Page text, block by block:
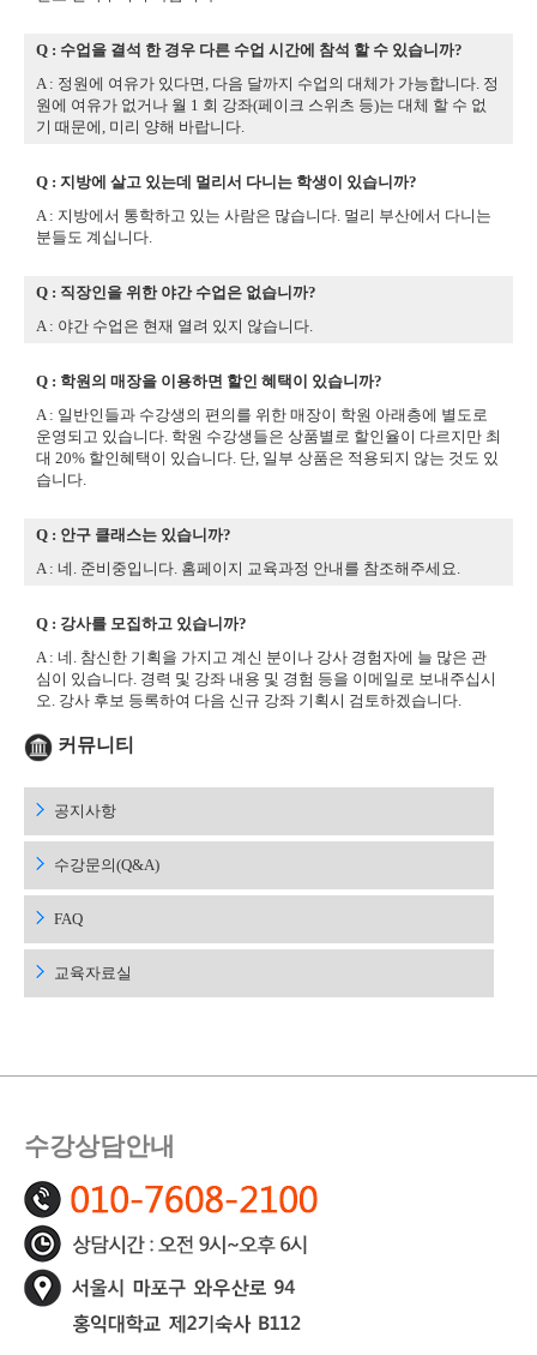
Q : 수업을 결석 한 경우 다른 수업 시간에 참석 할 수 있습니까?
A : 정원에 여유가 있다면, 다음 달까지 수업의 대체가 가능합니다. 정
원에 여유가 없거나 월 1 회 강좌(페이크 스위츠 등)는 대체 할 수 없
기 때문에, 미리 양해 바랍니다.
Q : 지방에 살고 있는데 멀리서 다니는 학생이 있습니까?
A : 지방에서 통학하고 있는 사람은 많습니다. 멀리 부산에서 다니는
분들도 계십니다.
Q : 직장인을 위한 야간 수업은 없습니까?
A : 야간 수업은 현재 열려 있지 않습니다.
Q : 학원의 매장을 이용하면 할인 혜택이 있습니까?
A : 일반인들과 수강생의 편의를 위한 매장이 학원 아래층에 별도로
운영되고 있습니다. 학원 수강생들은 상품별로 할인율이 다르지만 최
대 20% 할인혜택이 있습니다. 단, 일부 상품은 적용되지 않는 것도 있
습니다.
Q : 안구 클래스는 있습니까?
A : 네. 준비중입니다. 홈페이지 교육과정 안내를 참조해주세요.
Q : 강사를 모집하고 있습니까?
A : 네. 참신한 기획을 가지고 계신 분이나 강사 경험자에 늘 많은 관
심이 있습니다. 경력 및 강좌 내용 및 경험 등을 이메일로 보내주십시
오. 강사 후보 등록하여 다음 신규 강좌 기획시 검토하겠습니다.
커뮤니티
공지사항
수강문의(Q&A)
FAQ
교육자료실
수강상담안내